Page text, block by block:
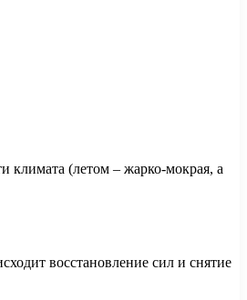
климата (летом – жарко-мокрая, а
восстановление сил и снятие